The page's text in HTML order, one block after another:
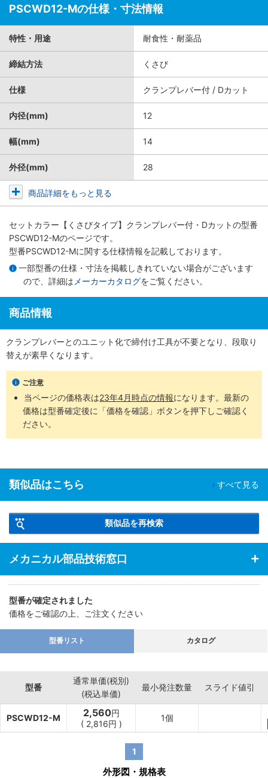
PSCWD12-Mの仕様・寸法情報
特性・用途 耐食性・耐薬品
締結方法 くさび
仕様 クランプレバー付 / Dカット
内径(mm) 12
幅(mm) 14
外径(mm) 28
商品詳細をもっと見る
セットカラー【くさびタイプ】クランプレバー付・Dカットの型番
PSCWD12-Mのページです。
型番PSCWD12-Mに関する仕様情報を記載しております。
一部型番の仕様・寸法を掲載しきれていない場合がございます
ので、詳細は メーカーカタログをご覧ください。
商品情報
クランプレバーとのユニット化で締付け工具が不要となり、段取り
替えが素早くなります。
ご注意
当ページの価格表は23年4月時点の情報になります。最新の
価格は型番確定後に「価格を確認」ボタンを押下しご確認く
ださい。
類似品はこちら すべて見る
類似品を再検索
メカニカル部品技術窓口
型番が確定されました
価格をご確認の上、ご注文ください
型番リスト カタログ
型番
通常単価(税別)
(税込単価)
最小発注数量 スライド値引
PSCWD12-M 2,560円
( 2,816円 )
1個
1
外形図・規格表